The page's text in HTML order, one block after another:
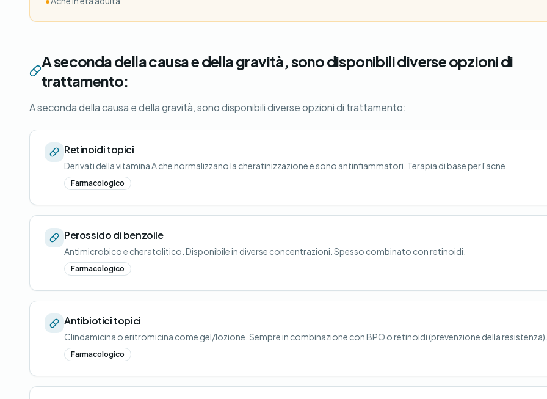
A seconda della causa e della gravità, sono disponibili diverse opzioni di
trattamento:
A seconda della causa e della gravità, sono disponibili diverse opzioni di trattamento:
Retinoidi topici
Derivati della vitamina A che normalizzano la cheratinizzazione e sono antinfiammatori. Terapia di base per l'acne.
Farmacologico
Perossido di benzoile
Antimicrobico e cheratolitico. Disponibile in diverse concentrazioni. Spesso combinato con retinoidi.
Farmacologico
Antibiotici topici
Clindamicina o eritromicina come gel/lozione. Sempre in combinazione con BPO o retinoidi (prevenzione della resistenza).
Farmacologico